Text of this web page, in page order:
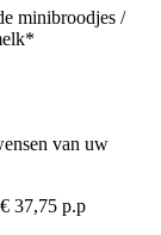
minibroodjes /
van uw
37,75 p.p